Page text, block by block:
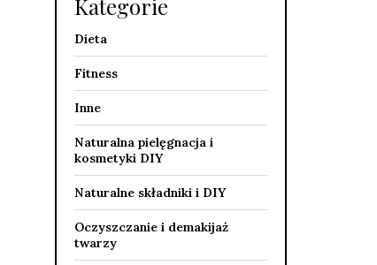
Kategorie
Dieta
Fitness
Inne
Naturalna pielęgnacja i
kosmetyki DIY
Naturalne składniki i DIY
Oczyszczanie i demakijaż
twarzy